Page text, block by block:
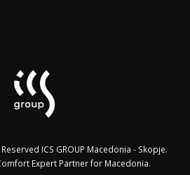
ICS GROUP Macedonia - Skopje.
Expert Partner for Macedonia.